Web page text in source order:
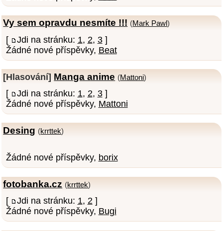
Vy sem opravdu nesmíte !!! (Mark Pawl)
[ Jdi na stránku: 1, 2, 3]
Žádné nové příspěvky, Beat
[Hlasování] Manga anime (Mattoni)
[ Jdi na stránku: 1, 2, 3]
Žádné nové příspěvky, Mattoni
Desing (krrttek)
Žádné nové příspěvky, borix
fotobanka.cz (krrttek)
[ Jdi na stránku: 1, 2]
Žádné nové příspěvky, Bugi